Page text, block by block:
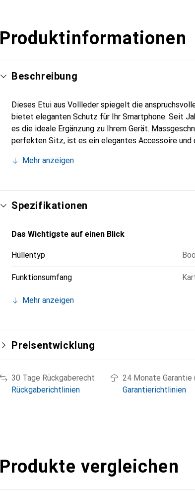
Produktinformationen
Beschreibung
Dieses Etui aus Vollleder spiegelt die
bietet eleganten Schutz für Ihr Smartphone. Seit
es die ideale Ergänzung zu Ihrem Gerät.
perfekten Sitz, ist es ein elegantes Accessoire und
anspruchsvollen Kunden.
Mehr anzeigen
Spezifikationen
Das Wichtigste auf einen Blick
Hüllentyp
Funktionsumfang
Mehr anzeigen
Preisentwicklung
30 Tage Rückgaberecht
Rückgaberichtlinien
24 Monate Garantie
Garantierichtlinien
Produkte vergleichen